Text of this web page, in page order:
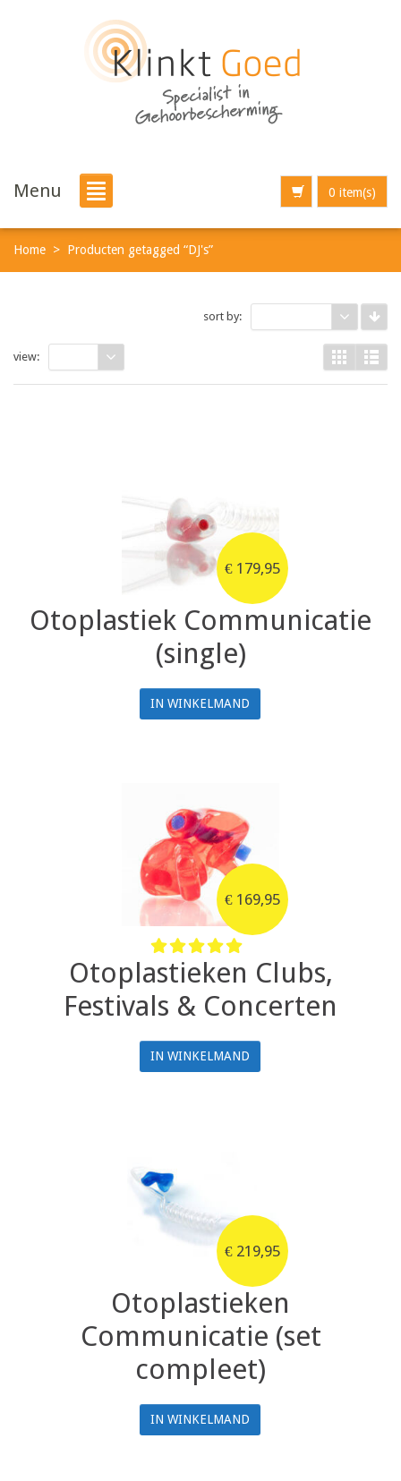
Menu 0 item(s)
Home > Producten getagged “DJ's”
sort by:
view:
€ 179,95
Otoplastiek Communicatie
(single)
IN WINKELMAND
€ 169,95
Otoplastieken Clubs,
Festivals & Concerten
IN WINKELMAND
€ 219,95
Otoplastieken
Communicatie (set
compleet)
IN WINKELMAND